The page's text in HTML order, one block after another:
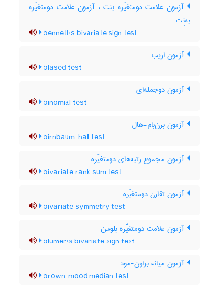
آزمون علامت دومتغیّره بنت ، آزمون علامت دومتغیّره
به‌نِت
bennett's bivariate sign test
آزمون اریب
biased test
آزمون دوجمله‌ای
binomial test
آزمون برن‌بام-هال
birnbaum-hall test
آزمون مجموع رتبه‌های دومتغیّره
bivariate rank sum test
آزمون تقارن دومتغیّره
bivariate symmetry test
آزمون علامت دومتغیّره بلومن
blumen's bivariate sign test
آزمون میانه براون-مود
brown-mood median test